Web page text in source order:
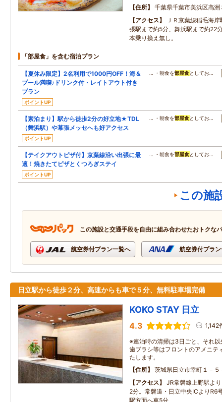
住所
千葉県千葉市美浜区高洲
アクセス
ＪＲ京葉線稲毛海
張駅まで約5分、舞浜駅まで約22
本乗り換え無し。
「部屋食」を含む宿泊プラン
【夏休み限定】2名利用で1000円OFF！海＆
プール満喫♪ドリンク付・レイトアウト付き
プラン
ポイントUP
… ・朝食を部屋食としてお…
【素泊まり】駅から徒歩2分の好立地★TDL
（舞浜駅）や幕張メッセへも好アクセス
ポイントUP
… ・朝食を部屋食としてお…
【テイクアウトピザ付】京葉線沿い出張に最
適！焼きたてピザとくつろぎステイ
ポイントUP
… ・朝食を部屋食としてお…
この施
この施設と交通手段を自由に組み合わせたおトクな
航空券付プラン一覧へ 航空券付プラ
日立駅から徒歩２分、高速からも車で５分、無料駐車場完備
KOKO STAY 日立
4.3 1,142
※連泊時の清掃は3日ごと、それ
歯ブラシ等はフロントのアメニテ
たします。
住所
茨城県日立市幸町１－５
アクセス
JR常磐線上野駅よ
2分。常磐道・日立中央ICよりR6
駅方面へ車5分